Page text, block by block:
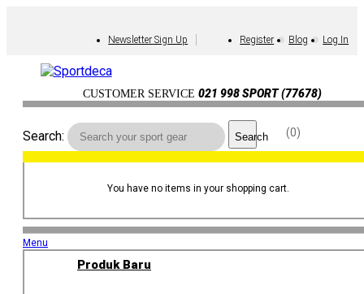
Newsletter Sign Up Register Blog Log In
CUSTOMER SERVICE 021 998 SPORT (77678)
0
Search: Search
You have no items in your shopping cart.
Menu
Produk Baru